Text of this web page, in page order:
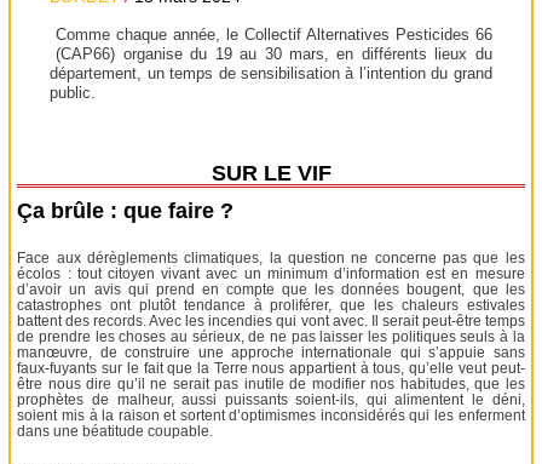
Comme chaque année, le Collectif Alternatives Pesticides 66
(CAP66) organise du 19 au 30 mars, en différents lieux du
département, un temps de sensibilisation à l’intention du grand
public.
SUR LE VIF
Ça brûle : que faire ?
Face aux dérèglements climatiques, la question ne concerne pas que les
écolos : tout citoyen vivant avec un minimum d’information est en mesure
d’avoir un avis qui prend en compte que les données bougent, que les
catastrophes ont plutôt tendance à proliférer, que les chaleurs estivales
battent des records. Avec les incendies qui vont avec. Il serait peut-être temps
de prendre les choses au sérieux, de ne pas laisser les politiques seuls à la
manœuvre, de construire une approche internationale qui s’appuie sans
faux-fuyants sur le fait que la Terre nous appartient à tous, qu’elle veut peut-
être nous dire qu’il ne serait pas inutile de modifier nos habitudes, que les
prophètes de malheur, aussi puissants soient-ils, qui alimentent le déni,
soient mis à la raison et sortent d’optimismes inconsidérés qui les enferment
dans une béatitude coupable.